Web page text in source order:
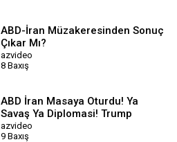
ABD-İran Müzakeresinden Sonuç
Çıkar Mı?
azvideo
8 Baxış
ABD İran Masaya Oturdu! Ya
Savaş Ya Diplomasi! Trump
Hamaney'e Son Kozunu Kullandı
azvideo
9 Baxış